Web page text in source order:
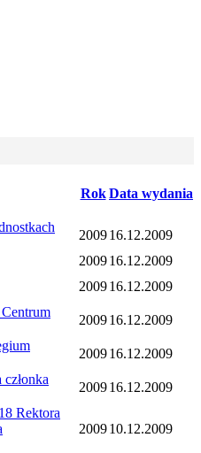
Rok Data wydania
200916.12.2009
200916.12.2009
200916.12.2009
200916.12.2009
200916.12.2009
200916.12.2009
Rektora
200910.12.2009